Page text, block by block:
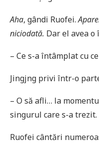
Aha, gândi Ruofei.
niciodată. Dar el avea
– Ce s-a întâmplat cu
Jingjng privi într-o
– O să afli… la
singurul care s-a trezit.
Ruofei cântări